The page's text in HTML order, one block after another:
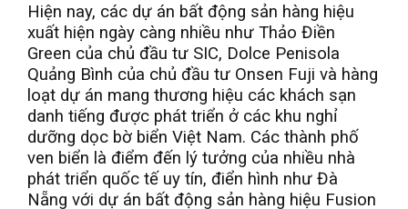
Hiện nay, các dự án bất động sản hàng hiệu
xuất hiện ngày càng nhiều như Thảo Điền
Green của chủ đầu tư SIC, Dolce Penisola
Quảng Bình của chủ đầu tư Onsen Fuji và hàng
loạt dự án mang thương hiệu các khách sạn
danh tiếng được phát triển ở các khu nghỉ
dưỡng dọc bờ biển Việt Nam. Các thành phố
ven biển là điểm đến lý tưởng của nhiều nhà
phát triển quốc tế uy tín, điển hình như Đà
Nẵng với dự án bất động sản hàng hiệu Fusion